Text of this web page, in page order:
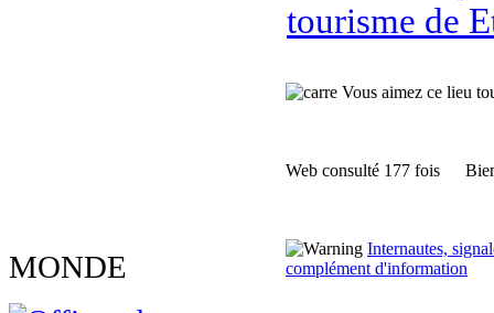
MONDE
tourisme de
Vous aimez ce lieu
Web consulté 177 fois
Internautes,
complément d'information